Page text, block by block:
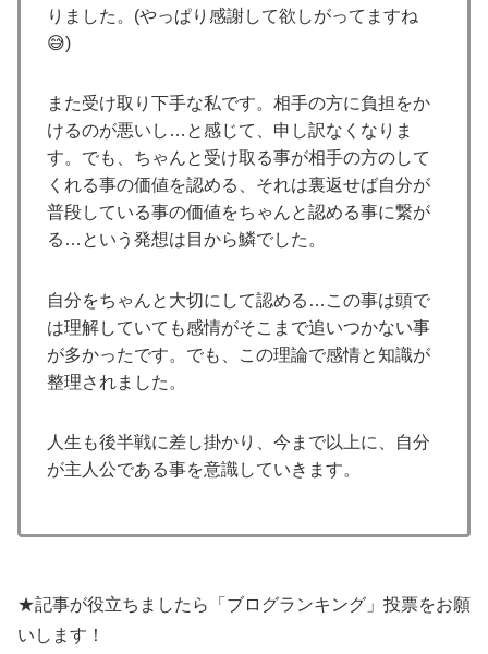
りました。(やっぱり感謝して欲しがってますね
😅)
また受け取り下手な私です。相手の方に負担をか
けるのが悪いし…と感じて、申し訳なくなりま
す。でも、ちゃんと受け取る事が相手の方のして
くれる事の価値を認める、それは裏返せば自分が
普段している事の価値をちゃんと認める事に繋が
る…という発想は目から鱗でした。
自分をちゃんと大切にして認める…この事は頭で
は理解していても感情がそこまで追いつかない事
が多かったです。でも、この理論で感情と知識が
整理されました。
人生も後半戦に差し掛かり、今まで以上に、自分
が主人公である事を意識していきます。
★記事が役立ちましたら「ブログランキング」投票をお願
いします！